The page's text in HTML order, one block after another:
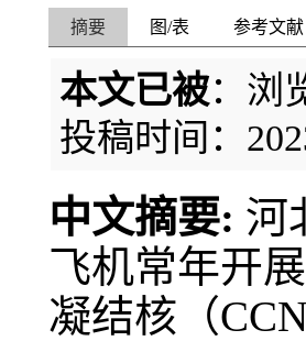
摘要 图/表 参考文献
本文已被：浏
投稿时间：
中文摘要: 河
飞机常年开
凝结核（